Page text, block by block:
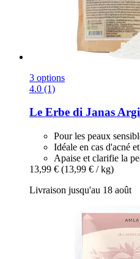
3 options
4.0 (1)
Le Erbe di Janas
Pour les peaux
Idéale en cas d'acné
Apaise et clarifie la
13,99 € (13,99 € / kg)
Livraison jusqu'au 18 août